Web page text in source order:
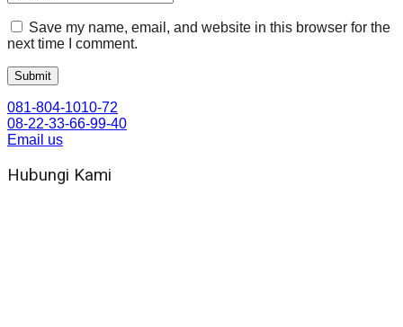
Save my name, email, and website in this browser for the
next time I comment.
081-804-1010-72
08-22-33-66-99-40
Email us
Hubungi Kami